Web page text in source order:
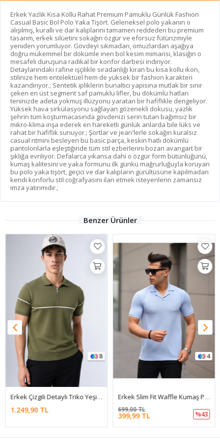
Erkek Yazlık Kısa Kollu Rahat Premium Pamuklu Günlük Fashion
Casual Basic Bol Polo Yaka Tişört. Geleneksel polo yakanın o
alışılmış, kurallı ve dar kalıplarını tamamen reddeden bu premium
tasarım, erkek silüetini sokağın özgür ve eforsuz fütürizmiyle
yeniden yorumluyor. Gövdeyi sıkmadan, omuzlardan aşağıya
doğru mükemmel bir dökümle inen bol kesim mimarisi, klasiğin o
mesafeli duruşuna radikal bir konfor darbesi indiriyor.
Detaylarındaki rafine işçilikle sıradanlığı kıran bu kısa kollu ikon,
stilinize hem entelektüel hem de yüksek bir fashion karakteri
kazandırıyor.; Sentetik ipliklerin bunaltıcı yapısına mutlak bir sınır
çeken en üst segment saf pamuklu lifler, bu dökümlü hatları
teninizde adeta yokmuş illüzyonu yaratan bir hafiflikle dengeliyor.
Yüksek hava sirkülasyonu sağlayan gözenekli dokusu, yazlık
şehrin tüm koşturmacasında gövdenizi serin tutan bağımsız bir
mikro-klima inşa ederek en hareketli günlük anlarda bile lüks ve
rahat bir hafiflik sunuyor.; Şortlar ve jean'lerle sokağın kuralsız
casual ritmini besleyen bu basic parça, keskin hatlı dökümlü
pantolonlarla eşleştiğinde tüm stil ezberlerini bozan avangart bir
şıklığa evriliyor. Defalarca yıkansa dahi o özgür form bütünlüğünü,
kumaş kalitesini ve yaka formunu ilk günkü mağrurluğuyla koruyan
bu polo yaka tişört, geçici ve dar kalıpların gürültüsüne kapılmadan
kendi konforlu stil coğrafyasını ilan etmek isteyenlerin zamansız
imza yatırımıdır.;
Benzer Ürünler
8
Erkek Çizgili Detaylı Triko Yeşil Polo Yaka Tişört
1.249,90 TL
4
Erkek Slim Fit Waffle Kumaş Patlı ( V ) T-Shirt
399,99 TL
699,00 TL
%43